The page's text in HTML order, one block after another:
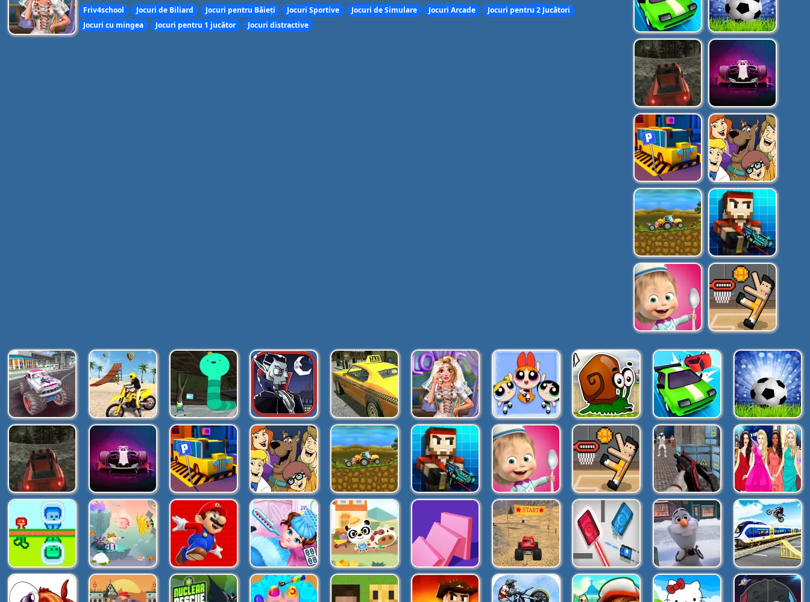
Friv4school Jocuri de Biliard Jocuri pentru Băieți Jocuri Sportive Jocuri de Simulare Jocuri Arcade
Jocuri pentru 2 Jucători
Jocuri cu mingea
Jocuri pentru 1 jucător Jocuri distractive